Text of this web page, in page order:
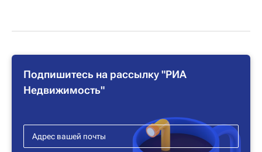
Подпишитесь на рассылку "РИА
Недвижимость"